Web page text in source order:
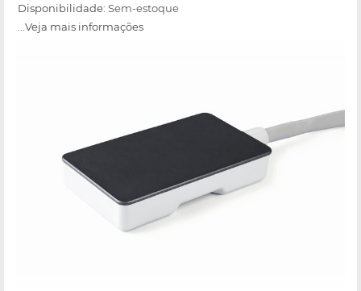
Disponibilidade: Sem-estoque
...Veja mais informações